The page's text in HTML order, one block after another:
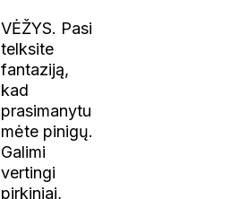
VĖŽYS. Pasi
telksite
fantaziją,
kad
prasimanytu
mėte pinigų.
Galimi
vertingi
pirkiniai,